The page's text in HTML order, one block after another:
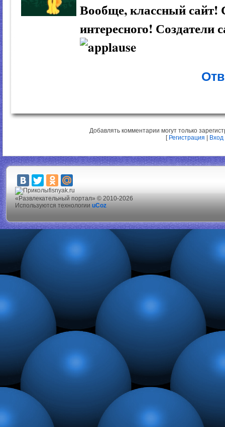
Вообще, классный сайт!
интересного!
Добавлять комментарии могут только
[ Регистрация Вход
fisnyak.ru
«Развлекательный портал» © 2010-2026
Используются технологии uCoz